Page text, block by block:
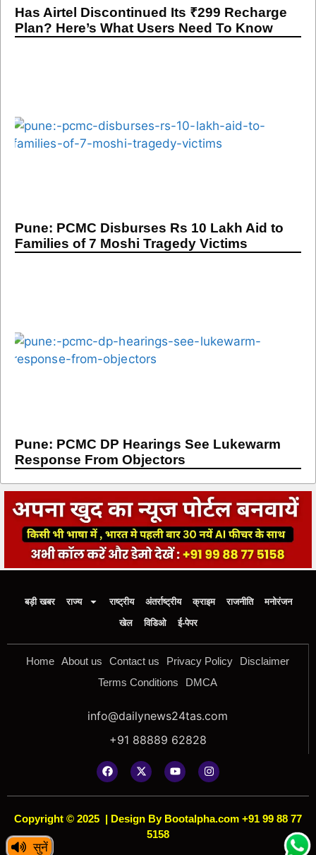
सुनें
Has Airtel Discontinued Its ₹299 Recharge
Plan? Here’s What Users Need To Know
Pune: PCMC Disburses Rs 10 Lakh Aid to
Families of 7 Moshi Tragedy Victims
Pune: PCMC DP Hearings See Lukewarm
Response From Objectors
बड़ी खबर राज्य राष्ट्रीय अंतर्राष्ट्रीय क्राइम राजनीति
मनोरंजन
खेल
विडिओ ई-पेपर
Home About us Contact us Privacy Policy
Disclaimer
Terms Conditions
DMCA
info@dailynews24tas.com
+91 88889 62828
Copyright © 2025 | Design By Bootalpha.com +91 99 88 77
5158